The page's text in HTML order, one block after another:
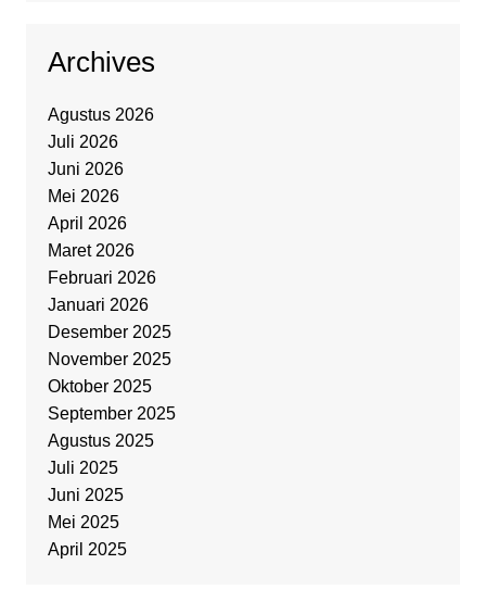
Archives
Agustus 2026
Juli 2026
Juni 2026
Mei 2026
April 2026
Maret 2026
Februari 2026
Januari 2026
Desember 2025
November 2025
Oktober 2025
September 2025
Agustus 2025
Juli 2025
Juni 2025
Mei 2025
April 2025